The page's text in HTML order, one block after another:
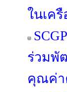
ในเครื
ร่วมพั
คุณค่า